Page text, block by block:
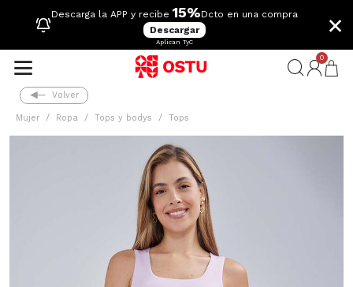
Descarga la APP y recibe 15%Dcto en una compra
Descargar
Aplican TyC
×
0
Volver
Mujer Ropa Tops y bodys Tops